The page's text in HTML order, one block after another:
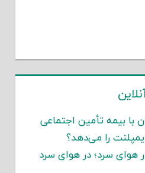
با بیمه تأمین اجتماعی
هوای سرد؛ در هوای سرد